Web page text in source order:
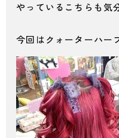
やっているこちらも気
今回はクォーターハー